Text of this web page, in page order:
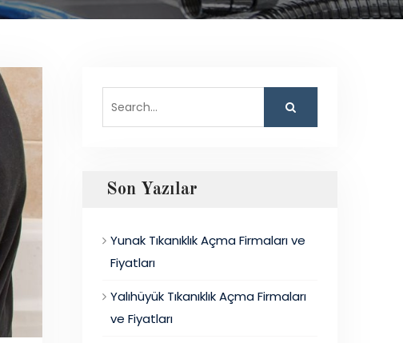
Son Yazılar
Yunak Tıkanıklık Açma Firmaları ve
Fiyatları
Yalıhüyük Tıkanıklık Açma Firmaları
ve Fiyatları